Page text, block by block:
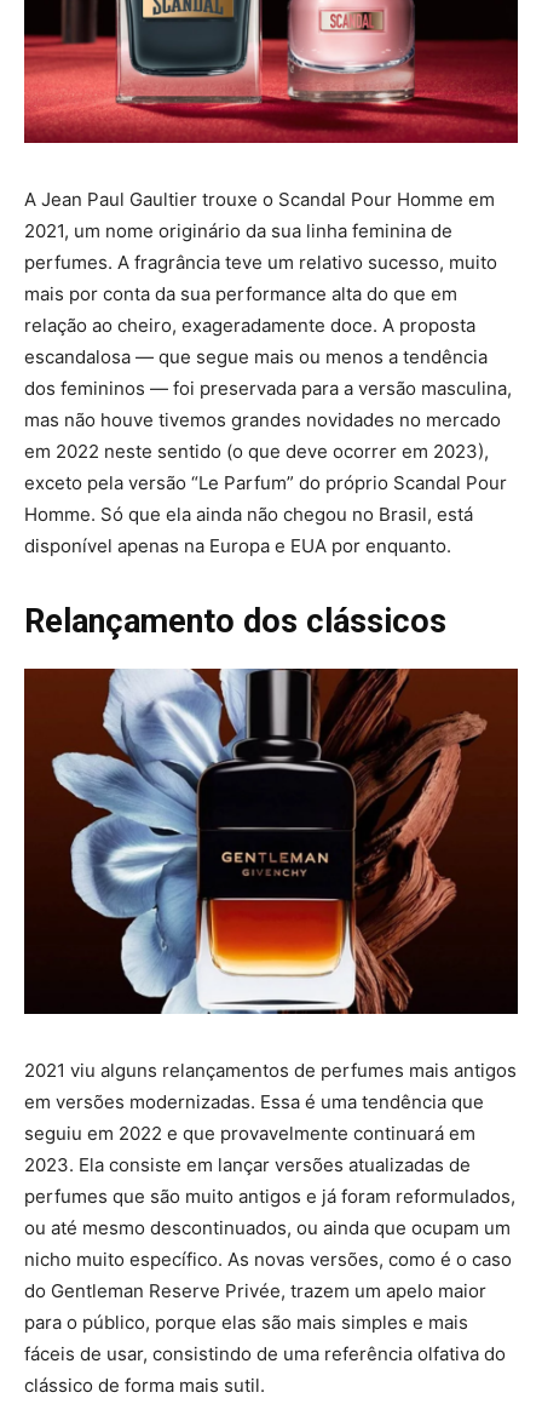
A Jean Paul Gaultier trouxe o Scandal Pour Homme em
2021, um nome originário da sua linha feminina de
perfumes. A fragrância teve um relativo sucesso, muito
mais por conta da sua performance alta do que em
relação ao cheiro, exageradamente doce. A proposta
escandalosa — que segue mais ou menos a tendência
dos femininos — foi preservada para a versão masculina,
mas não houve tivemos grandes novidades no mercado
em 2022 neste sentido (o que deve ocorrer em 2023),
exceto pela versão “Le Parfum” do próprio Scandal Pour
Homme. Só que ela ainda não chegou no Brasil, está
disponível apenas na Europa e EUA por enquanto.
Relançamento dos clássicos
2021 viu alguns relançamentos de perfumes mais antigos
em versões modernizadas. Essa é uma tendência que
seguiu em 2022 e que provavelmente continuará em
2023. Ela consiste em lançar versões atualizadas de
perfumes que são muito antigos e já foram reformulados,
ou até mesmo descontinuados, ou ainda que ocupam um
nicho muito específico. As novas versões, como é o caso
do Gentleman Reserve Privée, trazem um apelo maior
para o público, porque elas são mais simples e mais
fáceis de usar, consistindo de uma referência olfativa do
clássico de forma mais sutil.